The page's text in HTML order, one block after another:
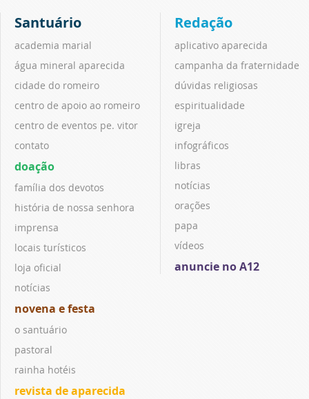
Santuário
academia marial
água mineral aparecida
cidade do romeiro
centro de apoio ao romeiro
centro de eventos pe. vitor
contato
doação
família dos devotos
história de nossa senhora
imprensa
locais turísticos
loja oficial
notícias
novena e festa
o santuário
pastoral
rainha hotéis
revista de aparecida
Redação
aplicativo aparecida
campanha da fraternidade
dúvidas religiosas
espiritualidade
igreja
infográficos
libras
notícias
orações
papa
vídeos
anuncie no A12